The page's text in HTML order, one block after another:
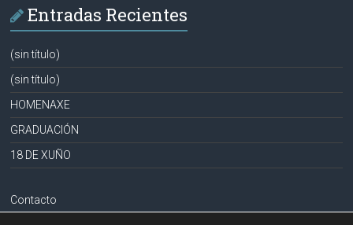
Entradas Recientes
(sin título)
(sin título)
HOMENAXE
GRADUACIÓN
18 DE XUÑO
Contacto